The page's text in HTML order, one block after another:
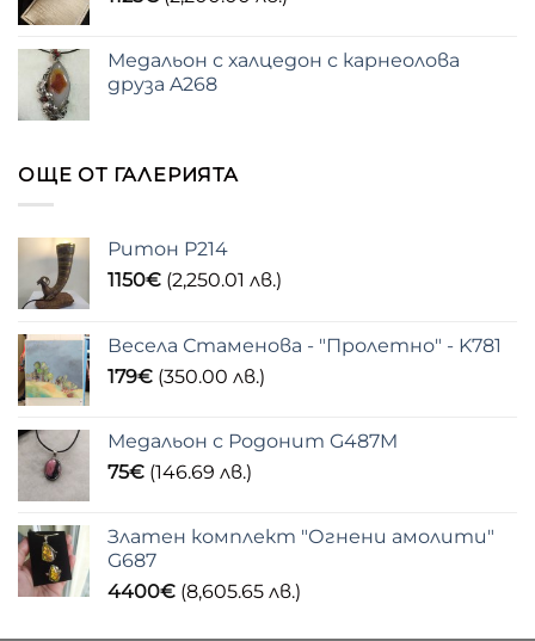
Медальон с халцедон с карнеолова
друза A268
ОЩЕ ОТ ГАЛЕРИЯТА
Ритон P214
1150€ (2,250.01 лв.)
Весела Стаменова - "Пролетно" - K781
179€ (350.00 лв.)
Медальон с Родонит G487M
75€ (146.69 лв.)
Златен комплект "Огнени амолити"
G687
4400€ (8,605.65 лв.)